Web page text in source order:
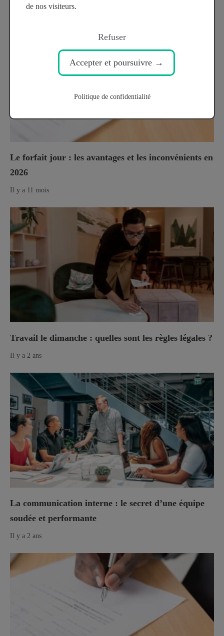
Il y a 9 mois
Le forfait jour : les avantages et les inconvénients en
2026
Il y a 11 mois
Travail le dimanche : quelles sont les règles légales ?
Il y a 2 ans
La communication interne : le secret d’une équipe
soudée et performante
Il y a 2 ans
de nos visiteurs.
Refuser
Accepter et poursuivre →
Politique de confidentialité